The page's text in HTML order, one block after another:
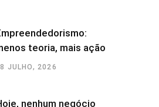
teoria, mais ação
JULHO, 2026
nenhum negócio